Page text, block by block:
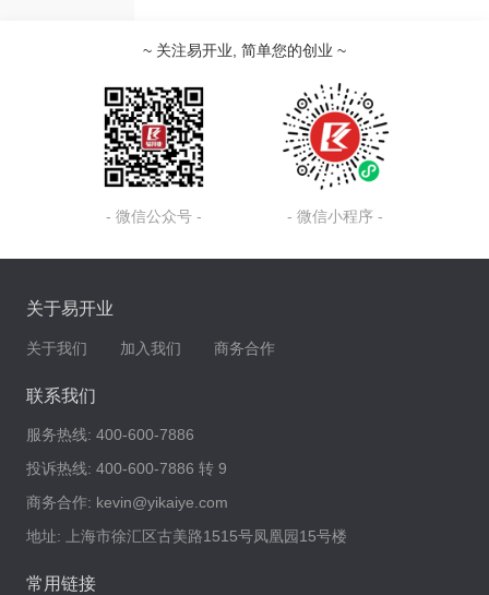
~ 关注易开业, 简单您的创业 ~
- 微信公众号 - - 微信小程序 -
关于易开业
关于我们 加入我们 商务合作
联系我们
服务热线: 400-600-7886
投诉热线: 400-600-7886 转 9
商务合作: kevin@yikaiye.com
地址:
上海市徐汇区古美路1515号凤凰园15号楼
常用链接